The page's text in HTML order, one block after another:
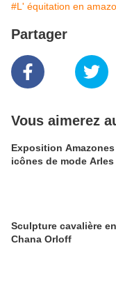
#L' équitation en
Partager
Vous aimerez
Exposition
icônes de mode Arles
Sculpture cavalière
Chana Orloff